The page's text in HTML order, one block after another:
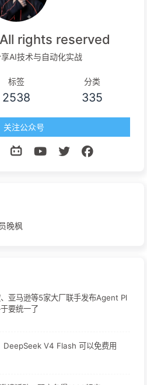
rights reserved
AI技术与自动化实战
标签
2538
分类
335
关注公众号
晚枫
亚马逊等5家大厂联手发布Agent Pl
要统一了
DeepSeek V4 Flash 可以免费用